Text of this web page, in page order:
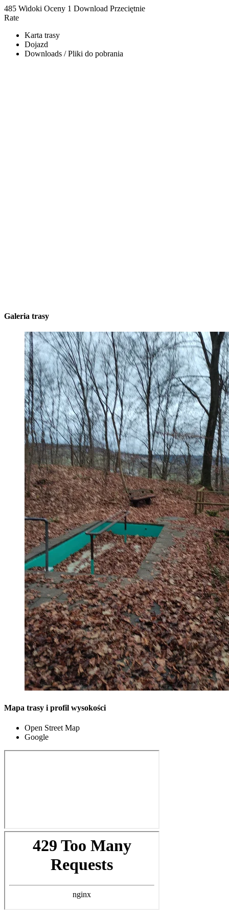
485 Widoki Oceny 1 Download Przeciętnie
Rate
Karta trasy
Dojazd
Downloads / Pliki do pobrania
Galeria trasy
Mapa trasy i profil wysokości
Open Street Map
Google